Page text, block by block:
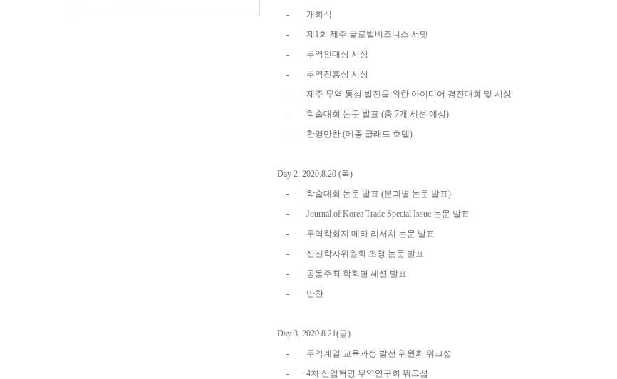
-
개회식
-
제 1회 제주 글로벌비즈니스 서밋
-
무역인대상 시상
-
무역진흥상 시상
-
제주 무역 통상 발전을 위한 아이디어 경진대회 및 시상
-
학술대회 논문 발표 (총 7개 세션 예상)
-
환영만찬 (메종 글래드 호텔)
Day 2, 2020.8.20 (목)
-
학술대회 논문 발표 (분과별 논문 발표)
-
Journal of Korea Trade Special Issue 논문 발표
-
무역학회지 메타 리서치 논문 발표
-
신진학자위원회 초청 논문 발표
-
공동주최 학회별 세션 발표
-
만찬
Day 3, 2020.8.21(금)
-
무역계열 교육과정 발전 위윈회 워크셥
-
4차 산업혁명 무역연구회 워크셥